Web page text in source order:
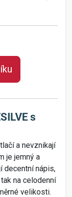
s
a nevznikají
je jemný a
decentní nápis,
na celodenní
velikosti.